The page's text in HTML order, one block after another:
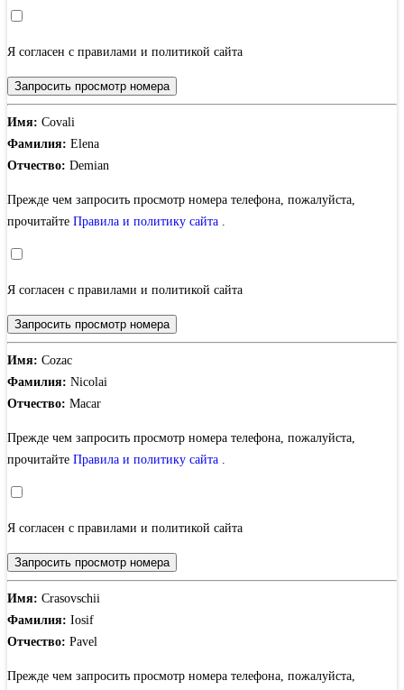
Я согласен с правилами и политикой сайта
Запросить просмотр номера
Имя: Covali
Фамилия: Elena
Отчество: Demian
Прежде чем запросить просмотр номера телефона, пожалуйста,
прочитайте Правила и политику сайта .
Я согласен с правилами и политикой сайта
Запросить просмотр номера
Имя: Cozac
Фамилия: Nicolai
Отчество: Macar
Прежде чем запросить просмотр номера телефона, пожалуйста,
прочитайте Правила и политику сайта .
Я согласен с правилами и политикой сайта
Запросить просмотр номера
Имя: Crasovschii
Фамилия: Iosif
Отчество: Pavel
Прежде чем запросить просмотр номера телефона, пожалуйста,